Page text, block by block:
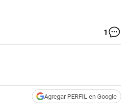
1
Agregar PERFIL en Google